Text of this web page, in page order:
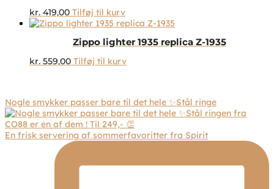
kr. 419,00 Tilføj til kurv
Zippo lighter 1935 replica Z-1935
kr. 559,00 Tilføj til kurv
Nogle smykker passer bare til det hele ✨Stål ringe
En frisk servering af sommerfavoritter fra Spirit